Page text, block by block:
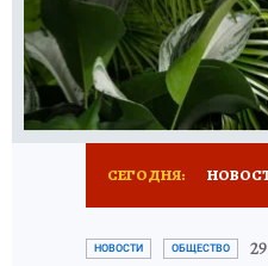
РАДИО КП
СЕГОДНЯ:
ОТДЫХ
НОВОСТИ ОБЩЕСТВО